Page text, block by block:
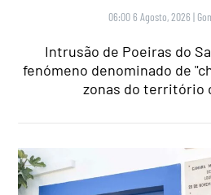
06:00 6 Agosto, 2026 |
Intrusão de Poeiras do
fenómeno denominado de
zonas do território